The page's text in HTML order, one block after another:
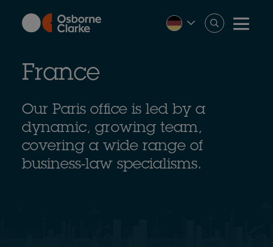
content
France
Our Paris office is led by a
dynamic, growing team,
covering a wide range of
business-law specialisms.